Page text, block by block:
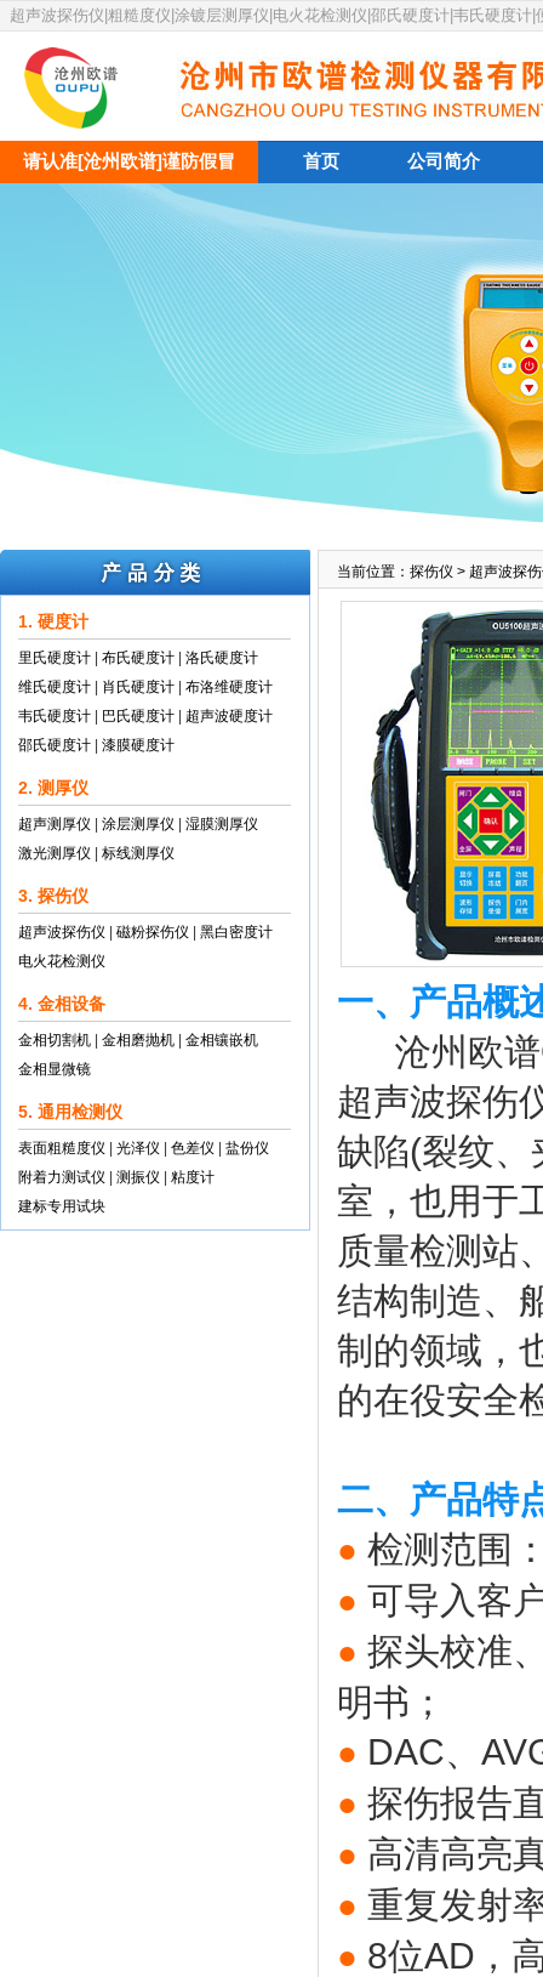
超声波探伤仪|粗糙度仪|涂镀层测厚仪|电火花检测仪|邵氏硬度计|韦氏硬度计|
请认准[沧州欧谱]谨防假冒 首页 公司简介
1. 硬度计
里氏硬度计 布氏硬度计
洛氏硬度计
维氏硬度计
肖氏硬度计
布洛维硬度计
韦氏硬度计
巴氏硬度计
超声波硬度计
邵氏硬度计
漆膜硬度计
2. 测厚仪
超声测厚仪 涂层测厚仪
湿膜测厚仪
激光测厚仪
标线测厚仪
3. 探伤仪
超声波探伤仪 磁粉探伤仪
黑白密度计
电火花检测仪
4. 金相设备
金相切割机 金相磨抛机
金相镶嵌机
金相显微镜
5. 通用检测仪
表面粗糙度仪 光泽仪 色差仪
盐份仪
附着力测试仪
测振仪
粘度计
建标专用试块
当前位置： 探伤仪 > 超声波探
一、产品概
沧州欧谱
超声波探伤
缺陷(裂纹、
室，也用于
质量检测站
结构制造、
制的领域，
的在役安全
二、产品特
● 检测范围
● 可导入客
● 探头校准
明书；
● DAC、
● 探伤报告
● 高清高亮
● 重复发射
● 8位AD，